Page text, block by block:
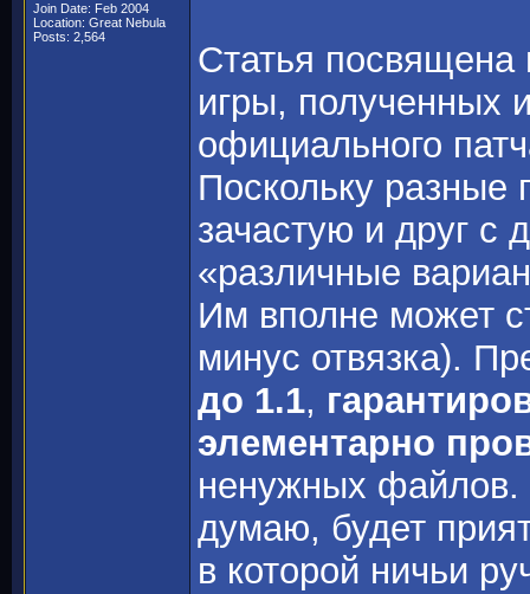
Join Date: Feb 2004
Location: Great Nebula
Posts: 2,564
Статья посвящена
игры, полученных
официального
Поскольку разные
зачастую и друг с
«различные
Им вполне может
минус отвязка).
до 1.1,
элементарно
ненужных файлов.
думаю, будет
в которой ничьи